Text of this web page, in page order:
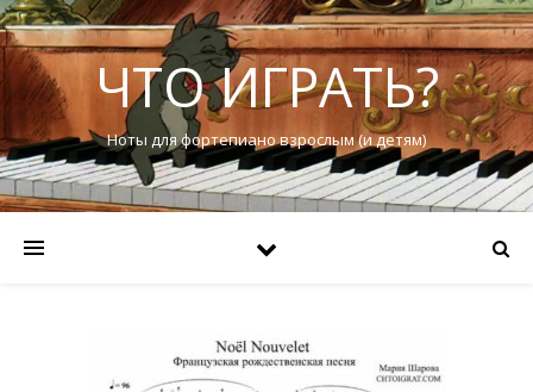
ЧТО ИГРАТЬ?
Ноты для фортепиано взрослым (и детям)